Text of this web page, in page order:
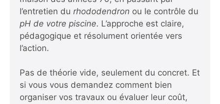
l’entretien du rhododendron ou le contrôle du
pH de votre piscine. L’approche est claire,
pédagogique et résolument orientée vers
l’action.
Pas de théorie vide, seulement du concret. Et
si vous vous demandez comment bien
organiser vos travaux ou évaluer leur coût,